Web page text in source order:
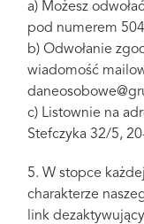
a) Możesz
pod numerem
b) Odwołanie
wiadomość
c) Listownie na
Stefczyka 32/5,
5. W stopce
charakterze
link